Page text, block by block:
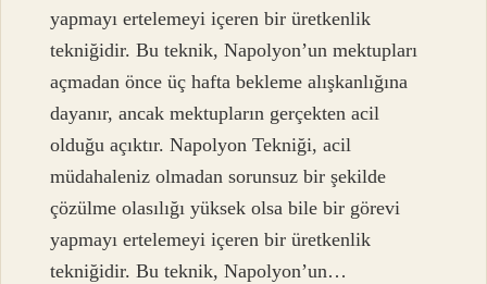
yapmayı ertelemeyi içeren bir üretkenlik
tekniğidir. Bu teknik, Napolyon’un mektupları
açmadan önce üç hafta bekleme alışkanlığına
dayanır, ancak mektupların gerçekten acil
olduğu açıktır. Napolyon Tekniği, acil
müdahaleniz olmadan sorunsuz bir şekilde
çözülme olasılığı yüksek olsa bile bir görevi
yapmayı ertelemeyi içeren bir üretkenlik
tekniğidir. Bu teknik, Napolyon’un…